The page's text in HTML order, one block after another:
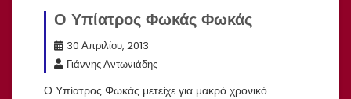
Ο Υπίατρος Φωκάς Φωκάς
30 Απριλίου, 2013
Γιάννης Αντωνιάδης
Ο Υπίατρος Φωκάς μετείχε για μακρό χρονικό